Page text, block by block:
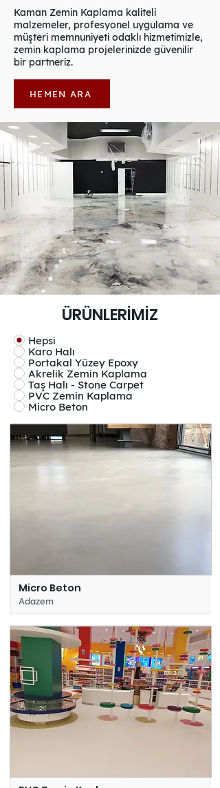
Kaman Zemin Kaplama kaliteli
malzemeler, profesyonel uygulama ve
müşteri memnuniyeti odaklı hizmetimizle,
zemin kaplama projelerinizde güvenilir
bir partneriz.
HEMEN ARA
ÜRÜNLERİMİZ
Hepsi
Karo Halı
Portakal Yüzey Epoxy
Akrelik Zemin Kaplama
Taş Halı - Stone Carpet
PVC Zemin Kaplama
Micro Beton
Micro Beton
Adazem